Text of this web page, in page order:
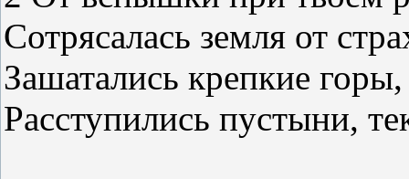
Сотрясалась земля от
Зашатались крепкие горы,
Расступились пустыни,